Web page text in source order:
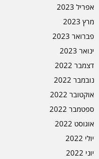
אפריל 2023
מרץ 2023
פברואר 2023
ינואר 2023
דצמבר 2022
נובמבר 2022
אוקטובר 2022
ספטמבר 2022
אוגוסט 2022
יולי 2022
יוני 2022